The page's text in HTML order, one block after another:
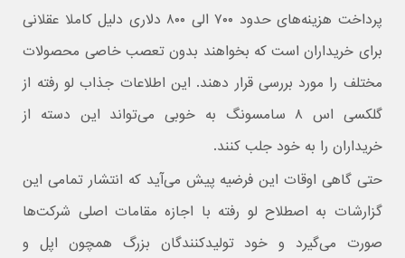
پرداخت هزینه‌های حدود ۷۰۰ الی ۸۰۰ دلاری دلیل کاملا عقلانی
برای خریداران است که بخواهند بدون تعصب خاصی محصولات
مختلف را مورد بررسی قرار دهند. این اطلاعات جذاب لو رفته از
گلکسی اس ۸ سامسونگ به خوبی می‌تواند این دسته از
خریداران را به خود جلب کنند.
حتی گاهی اوقات این فرضیه پیش می‌آید که انتشار تمامی این
گزارشات به اصطلاح لو رفته با اجازه مقامات اصلی شرکت‌ها
صورت می‌گیرد و خود تولید‌کنندگان بزرگ همچون اپل و